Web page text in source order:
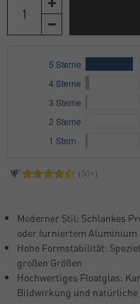
Moderner Stil: Schlankes
oder furniertem Aluminium
Hohe Formstabilität:
großen Größen
Hochwertiges Floatglas:
Bildwirkung und natürliche